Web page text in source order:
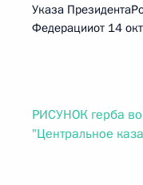
Указа
Федерацииот 14
РИСУНОК герба
"Центральное